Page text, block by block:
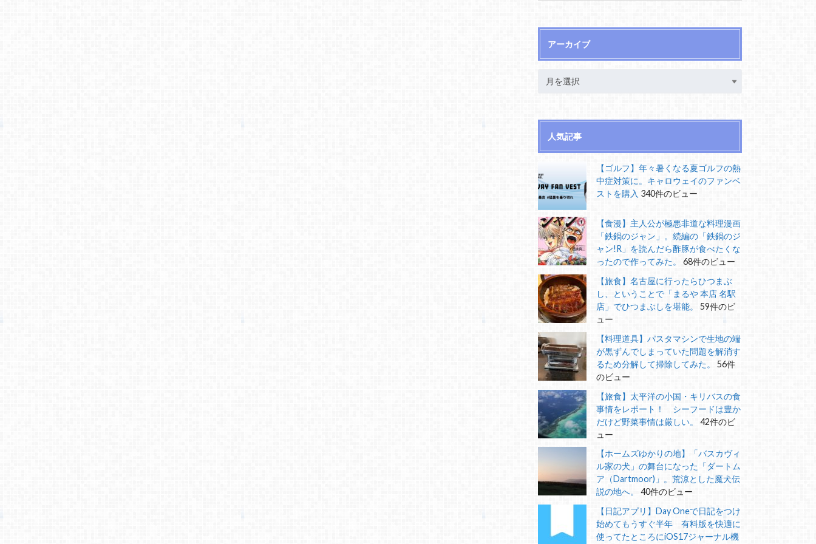
アーカイブ
人気記事
【ゴルフ】年々暑くなる夏ゴルフの熱
中症対策に。キャロウェイのファンベ
ストを購入 340件のビュー
【食漫】主人公が極悪非道な料理漫画
「鉄鍋のジャン」。続編の「鉄鍋のジ
ャン!R」を読んだら酢豚が食べたくな
ったので作ってみた。
68件のビュー
【旅食】名古屋に行ったらひつまぶ
し、ということで「まるや 本店 名駅
店」でひつまぶしを堪能。
59件のビ
ュー
【料理道具】パスタマシンで生地の端
が黒ずんでしまっていた問題を解消す
るため分解して掃除してみた。
56件
のビュー
【旅食】太平洋の小国・キリバスの食
事情をレポート！ シーフードは豊か
だけど野菜事情は厳しい。
42件のビ
ュー
【ホームズゆかりの地】「バスカヴィ
ル家の犬」の舞台になった「ダートム
ア（Dartmoor)」。荒涼とした魔犬伝
説の地へ。
40件のビュー
【日記アプリ】Day Oneで日記をつけ
始めてもうすぐ半年 有料版を快適に
使ってたところにiOS17ジャーナル機